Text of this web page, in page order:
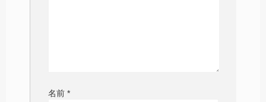
名前 *